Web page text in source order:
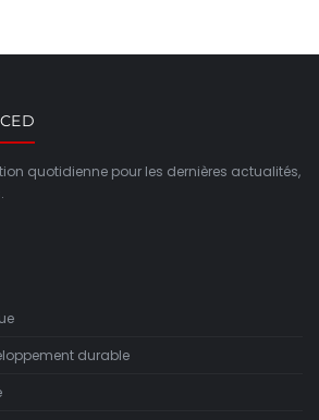
quotidienne pour les dernières actualités,
durable